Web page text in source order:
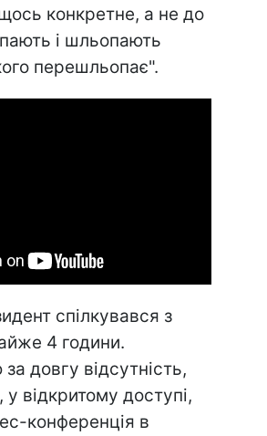
конкретне, а не до
і шльопають
перешльопає".
спілкувався з
4 години.
довгу відсутність,
відкритому доступі,
конференція в